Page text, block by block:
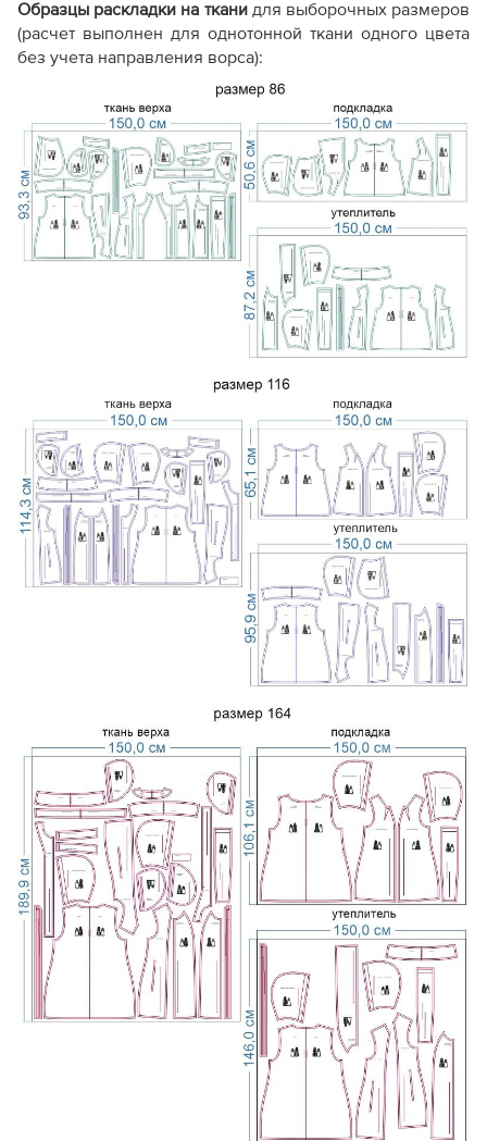
Образцы раскладки на ткани для выборочных размеров
(расчет выполнен для однотонной ткани одного цвета
без учета направления ворса):